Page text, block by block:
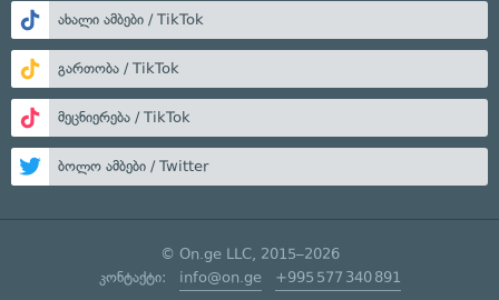
ახალი ამბები / TikTok
გართობა / TikTok
მეცნიერება / TikTok
ბოლო ამბები / Twitter
© On.ge LLC, 2015–2026
კონტაქტი: info@on.ge +995 577 340 891